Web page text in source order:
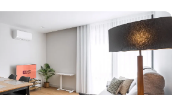
apenas a 1 minuto a pé. O Aeroporto
fica a 58 minutos de carro da